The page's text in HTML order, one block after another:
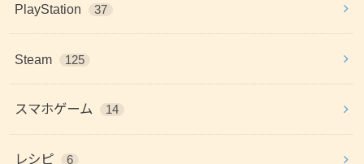
PlayStation 37
Steam 125
スマホゲーム 14
レシピ 6